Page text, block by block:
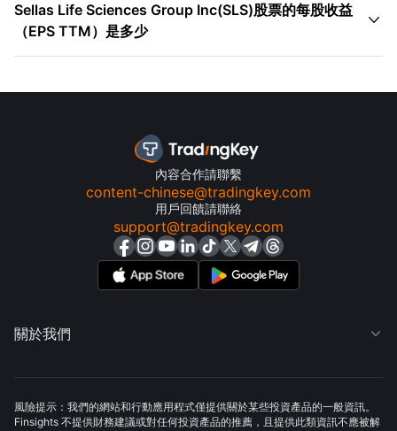
Sellas Life Sciences Group Inc(SLS)股票的每股收益
（EPS TTM）是多少

內容合作請聯繫
content-chinese@tradingkey.com
用戶回饋請聯絡
support@tradingkey.com
關於我們 
風險提示：我們的網站和行動應用程式僅提供關於某些投資產品的一般資訊。
Finsights 不提供財務建議或對任何投資產品的推薦，且提供此類資訊不應被解